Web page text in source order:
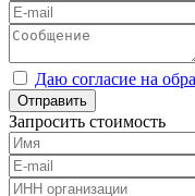
Даю согласие на
Отправить
Запросить стоимость